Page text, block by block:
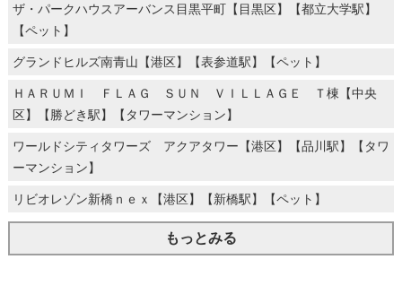
ザ・パークハウスアーバンス目黒平町【目黒区】【都立大学駅】
【ペット】
グランドヒルズ南青山【港区】【表参道駅】【ペット】
ＨＡＲＵＭＩ ＦＬＡＧ ＳＵＮ ＶＩＬＬＡＧＥ Ｔ棟【中央
区】【勝どき駅】【タワーマンション】
ワールドシティタワーズ アクアタワー【港区】【品川駅】【タワ
ーマンション】
リビオレゾン新橋ｎｅｘ【港区】【新橋駅】【ペット】
もっとみる